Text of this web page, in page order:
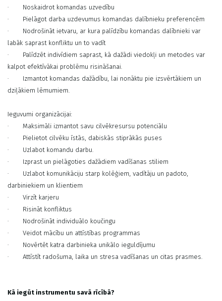
·
Noskaidrot komandas uzvedību
·
Pielāgot darba uzdevumus komandas dalībnieku preferencēm
·
Nodrošināt ietvaru, ar kura palīdzību komandas dalībnieki var
labāk saprast konfliktu un to vadīt
·
Palīdzēt indivīdiem saprast, kā dažādi viedokļi un metodes var
kalpot efektīvākai problēmu risināšanai.
·
Izmantot komandas dažādību, lai nonāktu pie izsvērtākiem un
dziļākiem lēmumiem.
Ieguvumi organizācijai:
·
Maksimāli izmantot savu cilvēkresursu potenciālu
·
Pielietot cilvēku īstās, dabiskās stiprākās puses
·
Uzlabot komandu darbu.
·
Izprast un pielāgoties dažādiem vadīšanas stiliem
·
Uzlabot komunikāciju starp kolēģiem, vadītāju un padoto,
darbiniekiem un klientiem
·
Virzīt karjeru
·
Risināt konfliktus
·
Nodrošināt individuālo koučingu
·
Veidot mācību un attīstības programmas
·
Novērtēt katra darbinieka unikālo ieguldījumu
·
Attīstīt radošuma, laika un stresa vadīšanas un citas prasmes.
Kā iegūt instrumentu savā rīcībā?